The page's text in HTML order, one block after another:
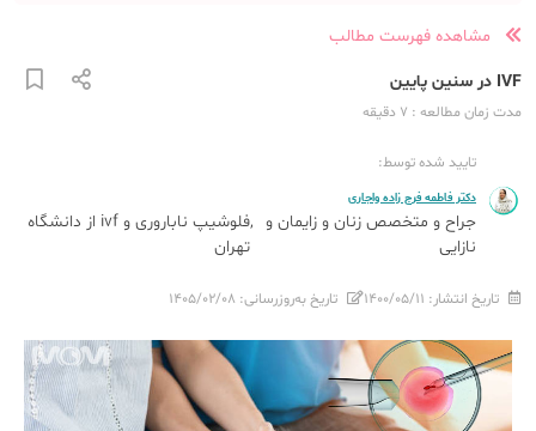
مشاهده فهرست مطالب
IVF در سنین پایین
مدت زمان مطالعه : 7 دقیقه
تایید شده توسط:
دکتر فاطمه فرج زاده واجاری
جراح و متخصص زنان و زایمان و
نازایی
فلوشیپ ناباروری و ivf از دانشگاه
تهران
تاریخ انتشار: ۱۴۰۰/۰۵/۱۱ تاریخ به‌روزرسانی: ۱۴۰۵/۰۲/۰۸